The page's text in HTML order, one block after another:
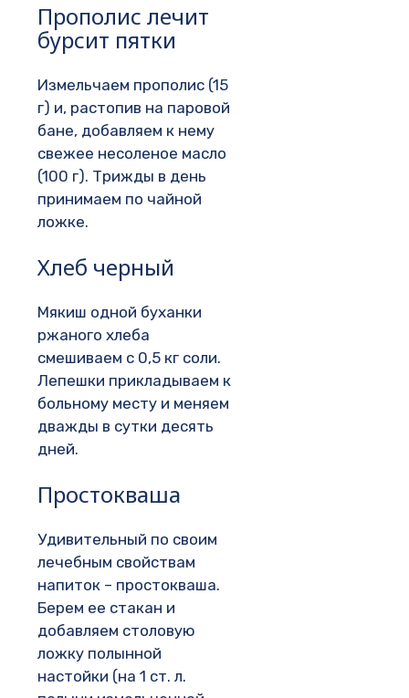
Прополис лечит
бурсит пятки
Измельчаем прополис (15
г) и, растопив на паровой
бане, добавляем к нему
свежее несоленое масло
(100 г). Трижды в день
принимаем по чайной
ложке.
Хлеб черный
Мякиш одной буханки
ржаного хлеба
смешиваем с 0,5 кг соли.
Лепешки прикладываем к
больному месту и меняем
дважды в сутки десять
дней.
Простокваша
Удивительный по своим
лечебным свойствам
напиток – простокваша.
Берем ее стакан и
добавляем столовую
ложку полынной
настойки (на 1 ст. л.